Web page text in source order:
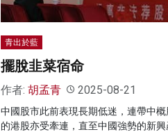
青出於藍
擺脫韭菜宿命
作者: 胡孟青 2025-08-21
中國股市此前表現長期低迷，連帶中
的港股亦受牽連，直至中國強勢的新興